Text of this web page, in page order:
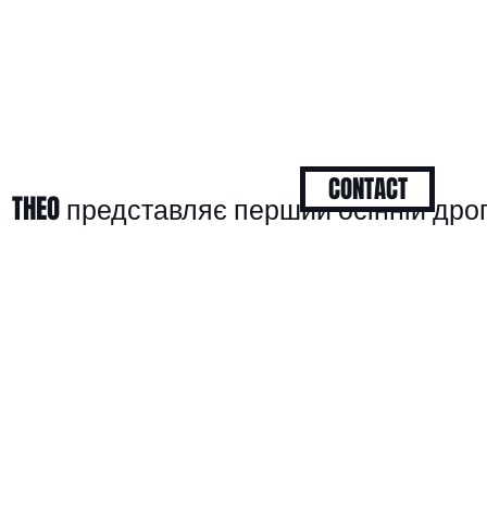
THEO представляє перший осінній
CONTACT